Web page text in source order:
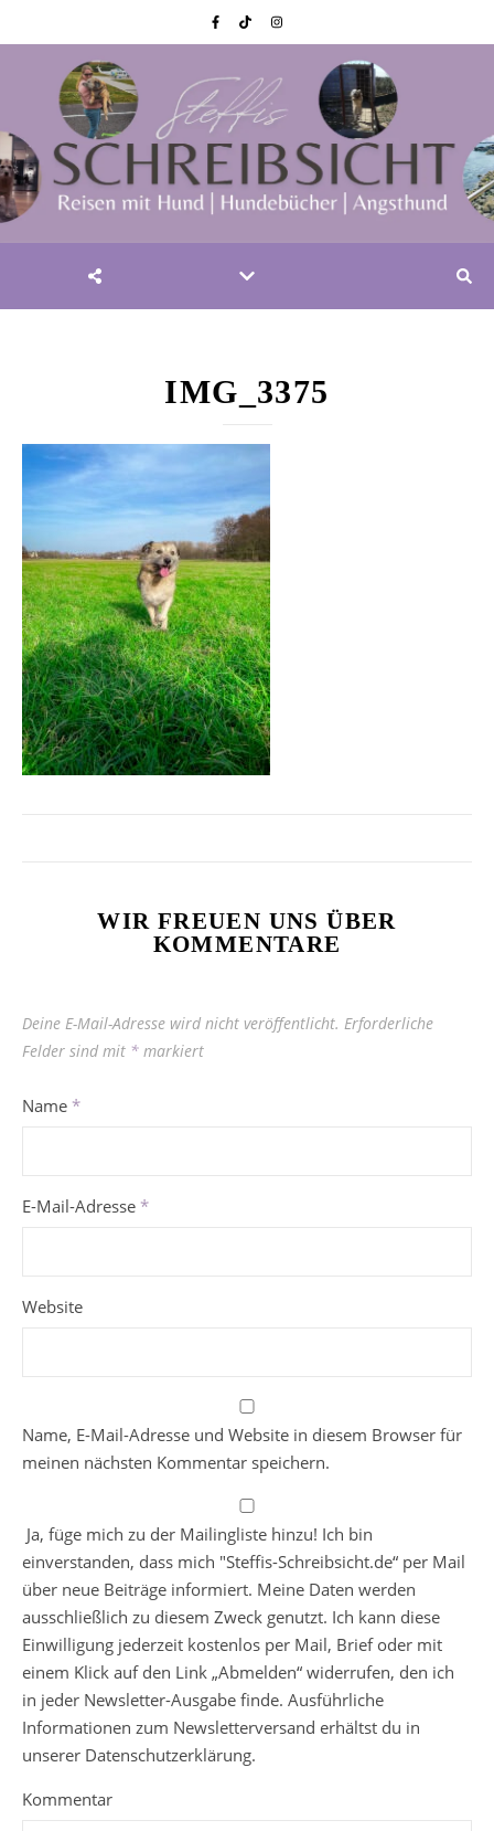
IMG_3375
WIR FREUEN UNS ÜBER
KOMMENTARE
Deine E-Mail-Adresse wird nicht veröffentlicht. Erforderliche
Felder sind mit * markiert
Name *
E-Mail-Adresse *
Website
Name, E-Mail-Adresse und Website in diesem Browser für
meinen nächsten Kommentar speichern.
Ja, füge mich zu der Mailingliste hinzu! Ich bin
einverstanden, dass mich "Steffis-Schreibsicht.de“ per Mail
über neue Beiträge informiert. Meine Daten werden
ausschließlich zu diesem Zweck genutzt. Ich kann diese
Einwilligung jederzeit kostenlos per Mail, Brief oder mit
einem Klick auf den Link „Abmelden“ widerrufen, den ich
in jeder Newsletter-Ausgabe finde. Ausführliche
Informationen zum Newsletterversand erhältst du in
unserer Datenschutzerklärung.
Kommentar